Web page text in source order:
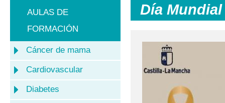
AULAS DE
FORMACIÓN
Cáncer de mama
Cardiovascular
Diabetes
Día